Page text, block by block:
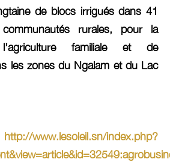
de blocs irrigués dans 41
rurales, pour la
familiale et de
les zones du Ngalam et du Lac
http://www.lesoleil.sn/index.php?